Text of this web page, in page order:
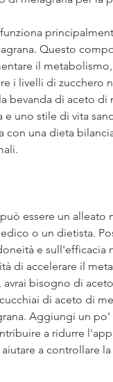
Questo
il
i livelli di zucchero
bevanda di aceto di
uno stile di vita
con una dieta
essere un alleato
o un dietista.
e sull'efficacia
di accelerare il
bisogno di
di aceto di
Aggiungi un
a ridurre
a controllare